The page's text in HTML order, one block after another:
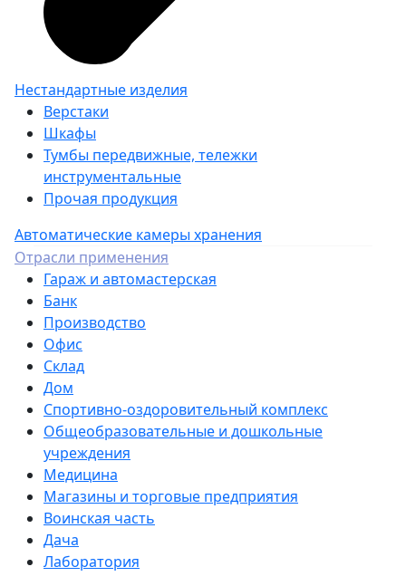
Нестандартные изделия
Верстаки
Шкафы
Тумбы передвижные, тележки
инструментальные
Прочая продукция
Автоматические камеры хранения
Отрасли применения
Гараж и автомастерская
Банк
Производство
Офис
Склад
Дом
Спортивно-оздоровительный комплекс
Общеобразовательные и дошкольные
учреждения
Медицина
Магазины и торговые предприятия
Воинская часть
Дача
Лаборатория